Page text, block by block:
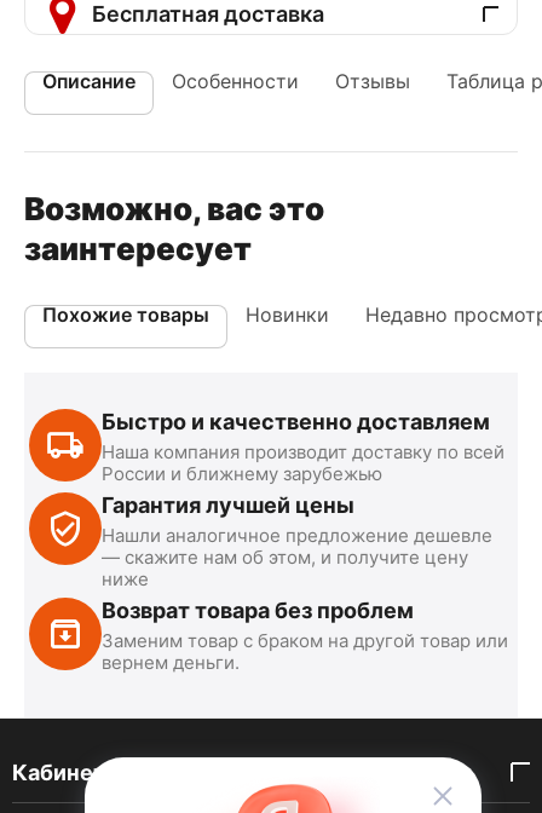
Бесплатная доставка
Описание Особенности Отзывы Таблица
Возможно, вас это
заинтересует
Похожие товары Новинки Недавно
Быстро и качественно доставляем
Наша компания производит доставку по всей
России и ближнему зарубежью
Гарантия лучшей цены
Нашли аналогичное предложение дешевле
— скажите нам об этом, и получите цену
ниже
Возврат товара без проблем
Заменим товар с браком на другой товар или
вернем деньги.
Кабинет покупателя